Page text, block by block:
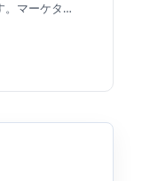
。マーケタ